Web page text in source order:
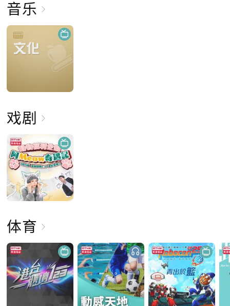
音乐
戏剧
体育